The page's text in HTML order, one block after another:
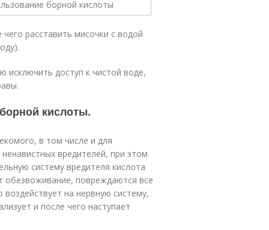
расставить мисочки с водой
доступ к чистой воде,
кислоты.
в том числе и для
вредителей, при этом
систему вредителя кислота
обезвоживание, повреждаются все
на нервную систему,
и после чего наступает